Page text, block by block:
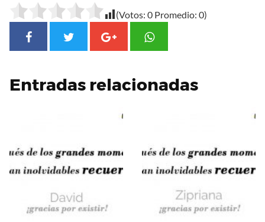
(Votos: 0 Promedio: 0)
Entradas relacionadas